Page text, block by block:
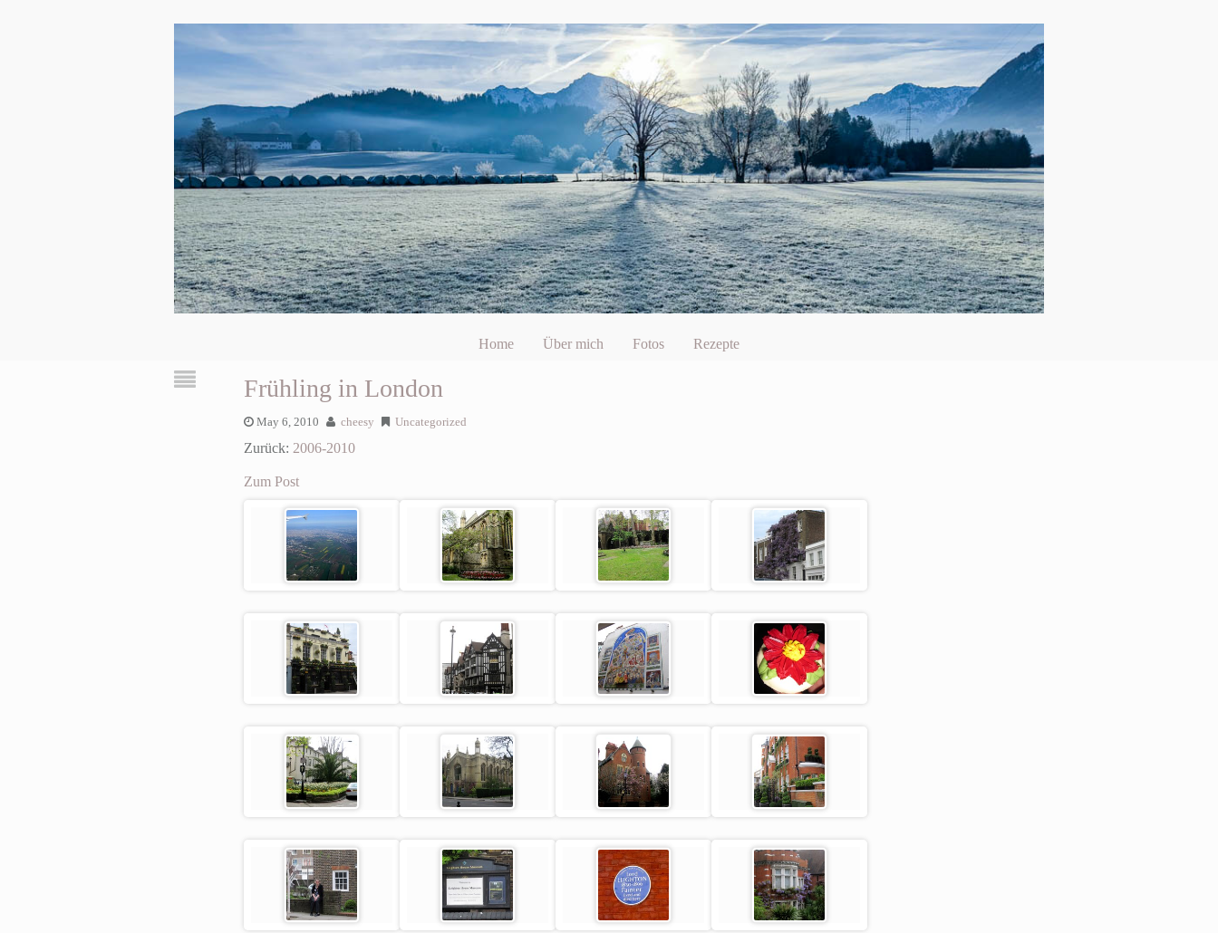
Home Über mich Fotos Rezepte
Frühling in London
May 6, 2010 cheesy Uncategorized
Zurück: 2006-2010
Zum Post